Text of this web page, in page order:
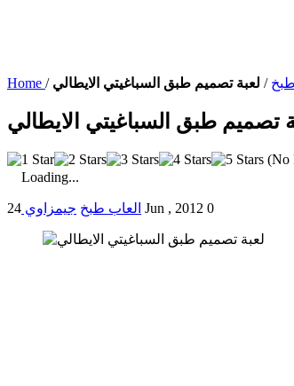
Home / / لعبة تصميم طبق السباغيتي الايطالي
تصميم طبق السباغيتي الايطالي
(No
Loading...
العاب طبخ جيمزاوي 24 Jun , 2012 0